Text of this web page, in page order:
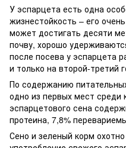
У эспарцета есть одна
жизнестойкость – его
может достигать десяти
почву, хорошо
после посева у эспарцета
и только на второй-третий
По содержанию
одно из первых мест среди
эспарцетового сена
протеина, 7,8%
Сено и зеленый корм